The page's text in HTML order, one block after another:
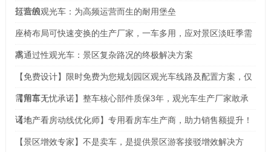
打造的
运营级观光车：为高频运营而生的耐用堡垒
座椅布局可快速变换的生产厂家，一车多用，应对景区淡旺季需
求
高通过性观光车：景区复杂路况的终极解决方案
【免费设计】限时免费为您规划园区观光车线路及配置方案，仅
需留言！
【用车无忧承诺】整车核心部件质保3年，观光车生产厂家敢承
诺！
【地产看房动线优化师】专用看房车生产商，助力销售额提升！
【景区增效专家】不是卖车，是提供景区游客接驳增效解决方